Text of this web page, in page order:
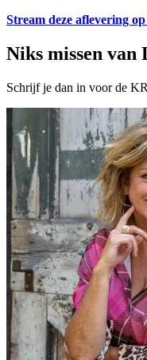
Stream deze aflevering
Niks missen van
Schrijf je dan in voor de